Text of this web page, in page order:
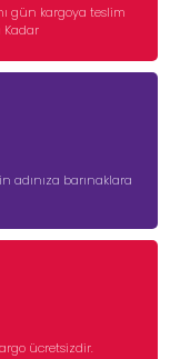
biriken kiri ve
yardımcı
hafifletir.
ve şüpheli
gün kargoya teslim
Kadar
adınıza barınaklara
ücretsizdir.